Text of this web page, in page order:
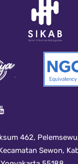
462,
Sewon,